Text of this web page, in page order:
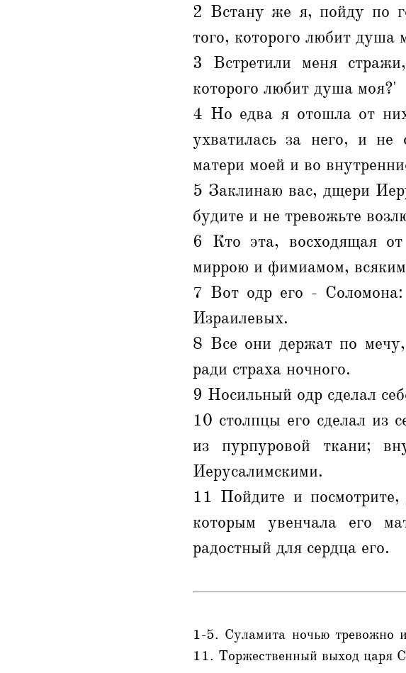
2 Встану же я, пойду по
того, которого любит душа
3 Встретили меня
которого любит душа моя?'
4 Но едва я отошла от
ухватилась за него, и не
матери моей и во
5 Заклинаю вас, дщери
будите и не тревожьте
6 Кто эта, восходящая
миррою и фимиамом,
7 Вот одр его - Соломона:
Израилевых.
8 Все они держат по
ради страха ночного.
9 Носильный одр сделал
10 столпцы его сделал из
из пурпуровой ткани;
Иерусалимскими.
11 Пойдите и
которым увенчала его
радостный для сердца его.
1-5. Суламита ночью тревожно
11. Торжественный выход царя